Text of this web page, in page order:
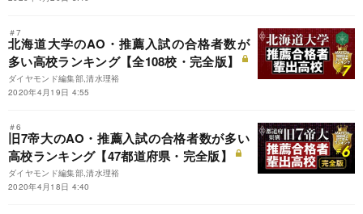
＃7
北海道大学のAO・推薦入試の合格者数が
多い高校ランキング【全108校・完全版】
ダイヤモンド編集部,清水理裕
2020年4月19日 4:55
＃6
旧7帝大のAO・推薦入試の合格者数が多い
高校ランキング【47都道府県・完全版】
ダイヤモンド編集部,清水理裕
2020年4月18日 4:40